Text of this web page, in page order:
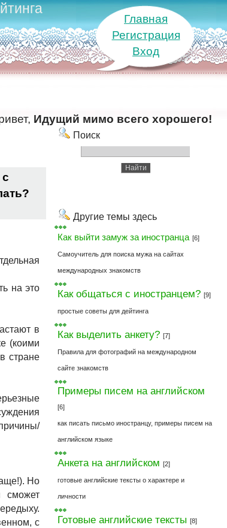
Главная
Регистрация
Вход
Идущий мимо всего хорошего!
на это
в
(коими
стране
Но
сможет
с
Поиск
Другие темы здесь
Как выйти замуж за иностранца [6]
Самоучитель для поиска мужа на сайтах
международных знакомств
Как общаться с иностранцем? [9]
простые советы для дейтинга
Как выделить анкету? [7]
Правила для фотографий на международном
сайте знакомств
Примеры писем на английском
[6]
как писать письмо иностранцу, примеры писем на
английском языке
Анкета на английском [2]
готовые английские тексты о характере и
личности
Готовые английские тексты [8]